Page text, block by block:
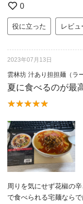
0
役に立った レビ
2023年07月13日
雲林坊 汁あり担担麺（ラ
夏に食べるのが最
周りを気にせず花椒の
で食べられる宅麺なら